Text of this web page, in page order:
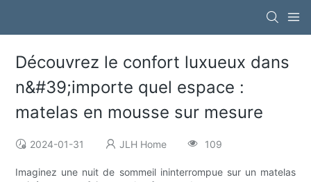
Découvrez le confort luxueux dans
n&#39;importe quel espace :
matelas en mousse sur mesure
2024-01-31 JLH Home 109
Imaginez une nuit de sommeil ininterrompue sur un matelas